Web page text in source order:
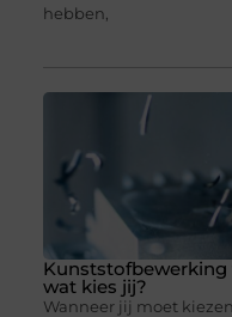
hebben,
Kunststofbewerking
wat kies jij?
Wanneer jij moet